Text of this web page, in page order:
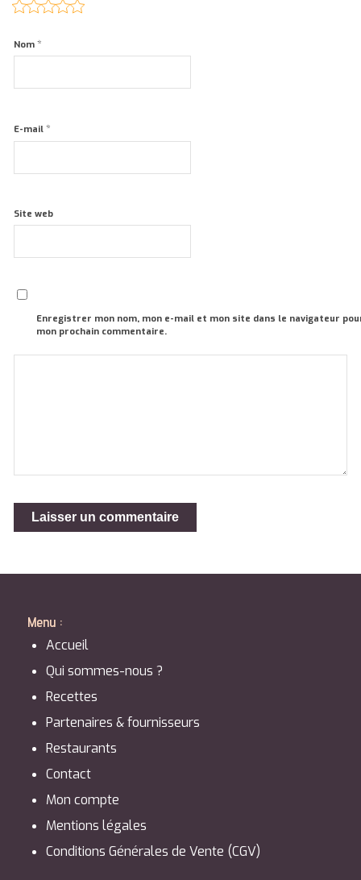
Nom *
E-mail *
Site web
Enregistrer mon nom, mon e-mail et mon site dans le navigateur
mon prochain commentaire.
Menu :
Accueil
Qui sommes-nous ?
Recettes
Partenaires & fournisseurs
Restaurants
Contact
Mon compte
Mentions légales
Conditions Générales de Vente (CGV)